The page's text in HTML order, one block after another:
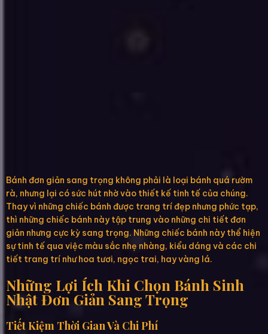
Bánh đơn giản sang trọng không phải là loại bánh quá rườm
rà, nhưng lại có sức hút nhờ vào thiết kế tinh tế của chúng.
Thay vì những chiếc bánh được trang trí đẹp nhưng phức tạp,
thì những chiếc bánh này tập trung vào những chi tiết đơn
giản nhưng cực kỳ sang trọng. Những chiếc bánh này thể hiện
sự tinh tế qua việc màu sắc nhẹ nhàng, kiểu dáng và các chi
tiết trang trí như hoa tươi, ngọc trai, hay vàng lá.
Những Lợi Ích Khi Chọn Bánh Sinh
Nhật Đơn Giản Sang Trọng
Tiết Kiệm Thời Gian Và Chi Phí